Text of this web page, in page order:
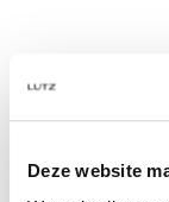
Deze website